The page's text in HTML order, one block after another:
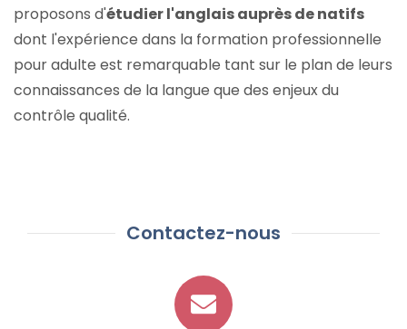
proposons d'étudier l'anglais auprès de natifs
dont l'expérience dans la formation professionnelle
pour adulte est remarquable tant sur le plan de leurs
connaissances de la langue que des enjeux du
contrôle qualité.
Contactez-nous